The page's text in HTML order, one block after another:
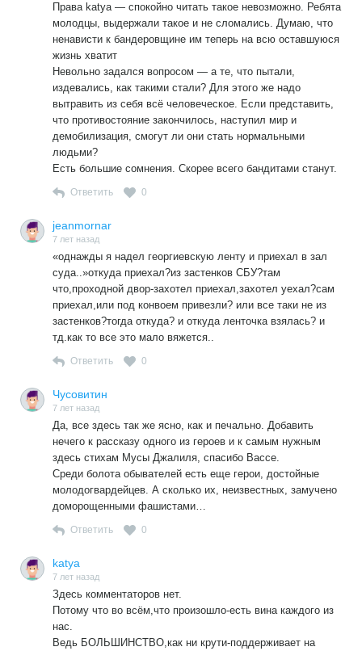
Права katya — спокойно читать такое невозможно. Ребята
молодцы, выдержали такое и не сломались. Думаю, что
ненависти к бандеровщине им теперь на всю оставшуюся
жизнь хватит
Невольно задался вопросом — а те, что пытали,
издевались, как такими стали? Для этого же надо
вытравить из себя всё человеческое. Если представить,
что противостояние закончилось, наступил мир и
демобилизация, смогут ли они стать нормальными
людьми?
Есть большие сомнения. Скорее всего бандитами станут.
Ответить 0
jeanmornar
7 лет назад
«однажды я надел георгиевскую ленту и приехал в зал
суда..»откуда приехал?из застенков СБУ?там
что,проходной двор-захотел приехал,захотел уехал?сам
приехал,или под конвоем привезли? или все таки не из
застенков?тогда откуда? и откуда ленточка взялась? и
тд.как то все это мало вяжется..
Ответить 0
Чусовитин
7 лет назад
Да, все здесь так же ясно, как и печально. Добавить
нечего к рассказу одного из героев и к самым нужным
здесь стихам Мусы Джалиля, спасибо Вассе.
Среди болота обывателей есть еще герои, достойные
молодогвардейцев. А сколько их, неизвестных, замучено
доморощенными фашистами…
Ответить 0
katya
7 лет назад
Здесь комментаторов нет.
Потому что во всём,что произошло-есть вина каждого из
нас.
Ведь БОЛЬШИНСТВО,как ни крути-поддерживает на